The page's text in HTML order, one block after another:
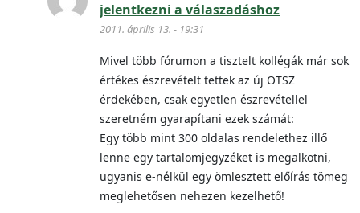
jelentkezni a válaszadáshoz
2011. április 13. - 19:31
Mivel több fórumon a tisztelt kollégák már sok
értékes észrevételt tettek az új OTSZ
érdekében, csak egyetlen észrevétellel
szeretném gyarapítani ezek számát:
Egy több mint 300 oldalas rendelethez illő
lenne egy tartalomjegyzéket is megalkotni,
ugyanis e-nélkül egy ömlesztett előírás tömeg
meglehetősen nehezen kezelhető!